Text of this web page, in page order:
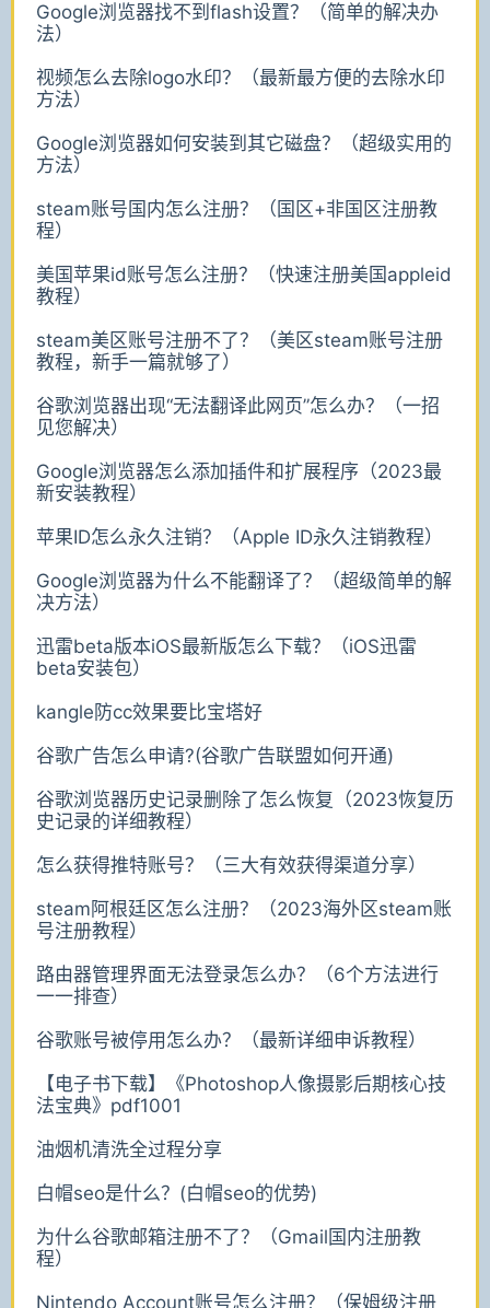
Google浏览器找不到flash设置？（简单的解决办
法）
视频怎么去除logo水印？（最新最方便的去除水印
方法）
Google浏览器如何安装到其它磁盘？（超级实用的
方法）
steam账号国内怎么注册？（国区+非国区注册教
程）
美国苹果id账号怎么注册？（快速注册美国appleid
教程）
steam美区账号注册不了？（美区steam账号注册
教程，新手一篇就够了）
谷歌浏览器出现“无法翻译此网页”怎么办？（一招
见您解决）
Google浏览器怎么添加插件和扩展程序（2023最
新安装教程）
苹果ID怎么永久注销？（Apple ID永久注销教程）
Google浏览器为什么不能翻译了？（超级简单的解
决方法）
迅雷beta版本iOS最新版怎么下载？（iOS迅雷
beta安装包）
kangle防cc效果要比宝塔好
谷歌广告怎么申请?(谷歌广告联盟如何开通)
谷歌浏览器历史记录删除了怎么恢复（2023恢复历
史记录的详细教程）
怎么获得推特账号？（三大有效获得渠道分享）
steam阿根廷区怎么注册？（2023海外区steam账
号注册教程）
路由器管理界面无法登录怎么办？（6个方法进行
一一排查）
谷歌账号被停用怎么办？（最新详细申诉教程）
【电子书下载】《Photoshop人像摄影后期核心技
法宝典》pdf1001
油烟机清洗全过程分享
白帽seo是什么？(白帽seo的优势)
为什么谷歌邮箱注册不了？（Gmail国内注册教
程）
Nintendo Account账号怎么注册？（保姆级注册